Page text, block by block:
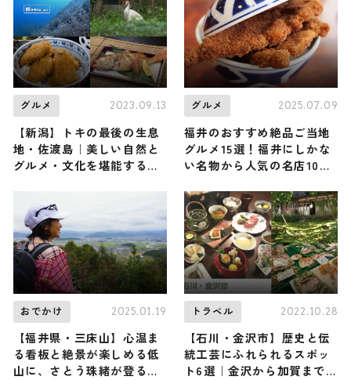
グルメ 2023.09.13
【新潟】トキの最後の生息
地・佐渡島｜美しい自然と
グルメ・文化を堪能する２
グルメ 2025.07.09
福井のおすすめ絶品ご当地
グルメ15選！福井にしかな
い名物から人気の名店10選
おでかけ 2025.01.19
【福井県・三床山】心温ま
る看板と絶景が楽しめる低
山に、さとう珠緒が登る！
トラベル 2022.10.28
【石川・金沢市】歴史と伝
統工芸にふれられるスポッ
ト6選｜金沢から加賀まで